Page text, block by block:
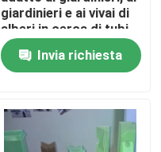
giardinieri e ai vivai di
alberi in cerca di tubi
di protezione delle
piantine durevoli
Invia richiesta